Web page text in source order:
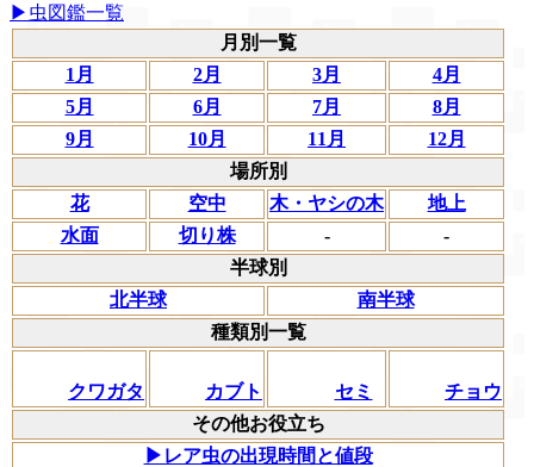
▶虫図鑑一覧
月別一覧
1月
2月 3月
4月
5月
6月 7月
8月
9月
10月 11月
12月
場所別
花
空中 木・ヤシの木
地上
水面
切り株 -
-
半球別
北半球
南半球
種類別一覧
クワガタ カブト セミ
チョウ
その他お役立ち
▶レア虫の出現時間と値段